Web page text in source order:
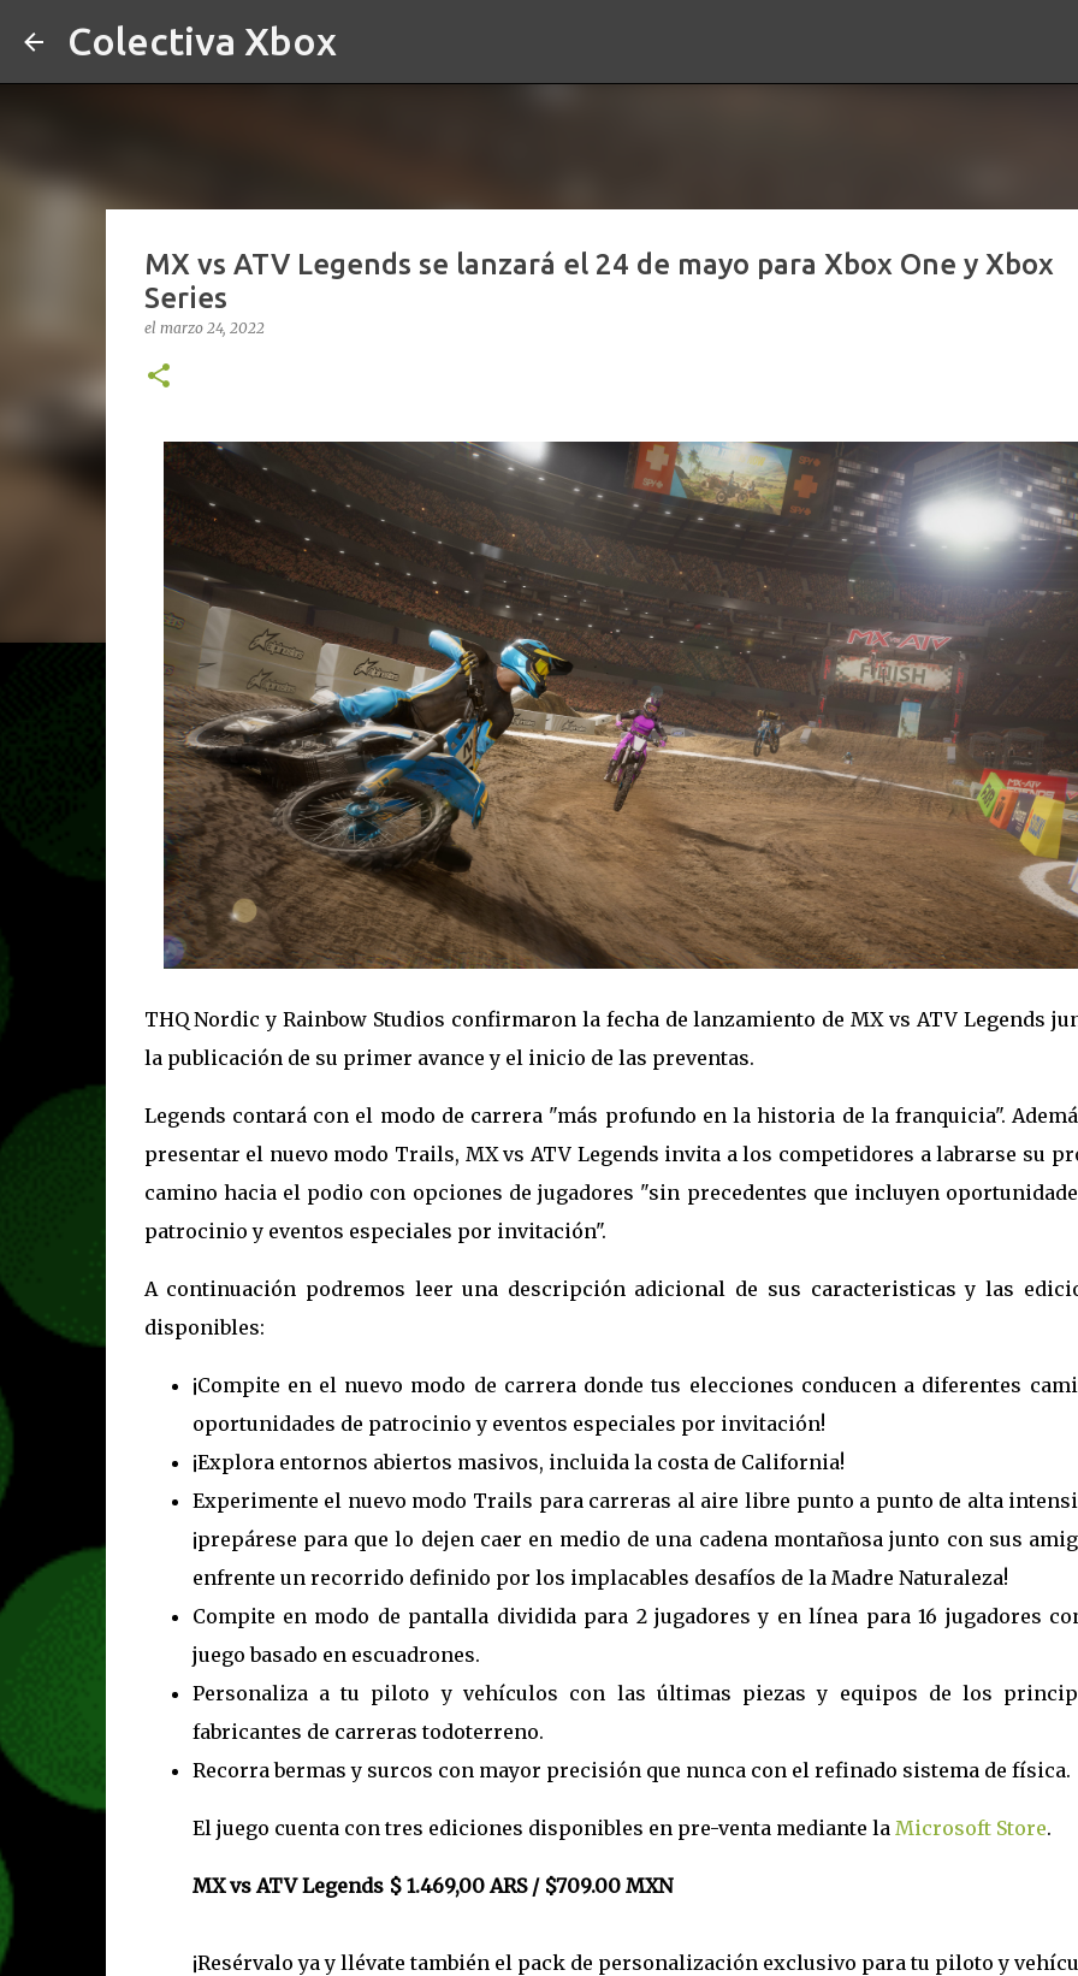
Colectiva Xbox
MX vs ATV Legends se lanzará el 24 de mayo para Xbox One y Xbox
Series
el marzo 24, 2022
THQ Nordic y Rainbow Studios confirmaron la fecha de lanzamiento de MX vs ATV Legends
la publicación de su primer avance y el inicio de las preventas.
Legends contará con el modo de carrera "más profundo en la historia de la franquicia".
presentar el nuevo modo Trails, MX vs ATV Legends invita a los competidores a labrarse su
camino hacia el podio con opciones de jugadores "sin precedentes que incluyen
patrocinio y eventos especiales por invitación".
A continuación podremos leer una descripción adicional de sus caracteristicas y las
disponibles:
¡Compite en el nuevo modo de carrera donde tus elecciones conducen a diferentes
oportunidades de patrocinio y eventos especiales por invitación!
¡Explora entornos abiertos masivos, incluida la costa de California!
Experimente el nuevo modo Trails para carreras al aire libre punto a punto de alta
¡prepárese para que lo dejen caer en medio de una cadena montañosa junto con sus
enfrente un recorrido definido por los implacables desafíos de la Madre Naturaleza!
Compite en modo de pantalla dividida para 2 jugadores y en línea para 16 jugadores
juego basado en escuadrones.
Personaliza a tu piloto y vehículos con las últimas piezas y equipos de los
fabricantes de carreras todoterreno.
Recorra bermas y surcos con mayor precisión que nunca con el refinado sistema de física.
El juego cuenta con tres ediciones disponibles en pre-venta mediante la Microsoft Store.
MX vs ATV Legends $ 1.469,00 ARS / $709.00 MXN
¡Resérvalo ya y llévate también el pack de personalización exclusivo para tu piloto y